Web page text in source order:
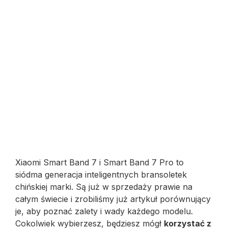
Xiaomi Smart Band 7 i Smart Band 7 Pro to
siódma generacja inteligentnych bransoletek
chińskiej marki. Są już w sprzedaży prawie na
całym świecie i zrobiliśmy już artykuł porównujący
je, aby poznać zalety i wady każdego modelu.
Cokolwiek wybierzesz, będziesz mógł korzystać z